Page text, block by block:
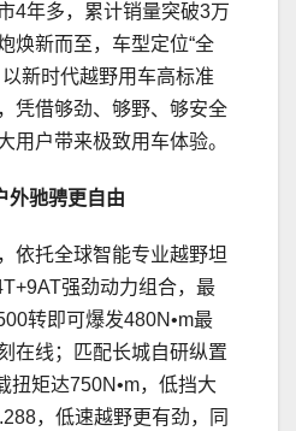
4年多，累计销量突破3万
焕新而至，车型定位“全
新时代越野用车高标准
凭借够劲、够野、够安全
用户带来极致用车体验。
外驰骋更自由
依托全球智能专业越野坦
强劲动力组合，最
转即可爆发480N•m最
在线；匹配长城自研纵置
扭矩达750N•m，低挡大
，低速越野更有劲，同